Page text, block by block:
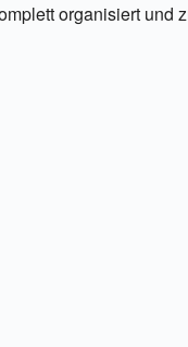
organisiert